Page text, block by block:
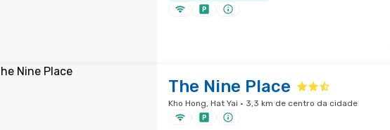
The Nine Place
Kho Hong, Hat Yai · 3,3 km de centro da cidade